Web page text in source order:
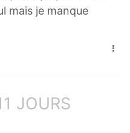
mais je manque
JOURS